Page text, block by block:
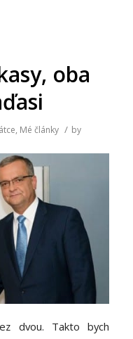
oba
, Mé články / by
dvou. Takto bych